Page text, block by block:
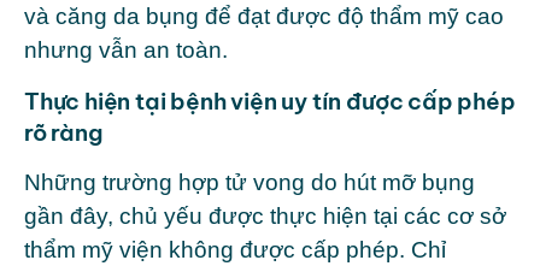
và căng da bụng để đạt được độ thẩm mỹ cao
nhưng vẫn an toàn.
Thực hiện tại bệnh viện uy tín được cấp phép
rõ ràng
Những trường hợp tử vong do hút mỡ bụng
gần đây, chủ yếu được thực hiện tại các cơ sở
thẩm mỹ viện không được cấp phép. Chỉ